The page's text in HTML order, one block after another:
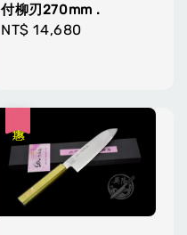
付柳刃270mm .
Regular
NT$ 14,680